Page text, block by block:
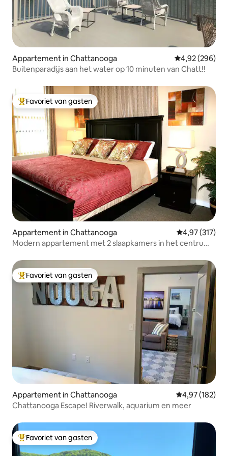
Appartement in Chattanooga Gemiddelde
4,92 (296)
Buitenparadijs aan het water op 10 minuten van Chatt!!
Topfavoriet van gasten
Favoriet van gasten
Appartement in Chattanooga Gemiddelde
4,97 (317)
Modern appartement met 2 slaapkamers in het centrum
Topfavoriet van gasten
Favoriet van gasten
Appartement in Chattanooga Gemiddelde
4,97 (182)
Chattanooga Escape! Riverwalk, aquarium en meer
Topfavoriet van gasten
Favoriet van gasten